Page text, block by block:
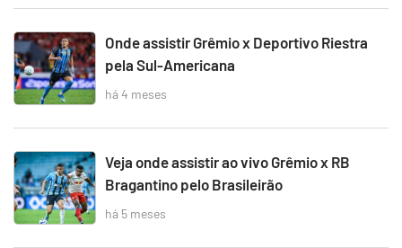
Onde assistir Grêmio x Deportivo Riestra
pela Sul-Americana
há 4 meses
Veja onde assistir ao vivo Grêmio x RB
Bragantino pelo Brasileirão
há 5 meses